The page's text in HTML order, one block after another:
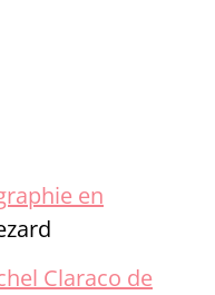
en
Claraco de